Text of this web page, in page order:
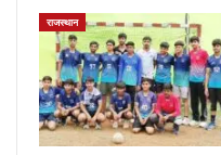
राजस्थान